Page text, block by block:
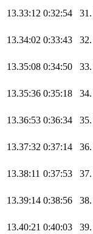
13.33:12 0:32:54 31.
13.34:02 0:33:43 32.
13.35:08 0:34:50 33.
13.35:36 0:35:18 34.
13.36:53 0:36:34 35.
13.37:32 0:37:14 36.
13.38:11 0:37:53 37.
13.39:14 0:38:56 38.
13.40:21 0:40:03 39.